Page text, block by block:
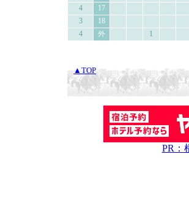
4
17
3
18
4
外 1
▲TOP
PR：